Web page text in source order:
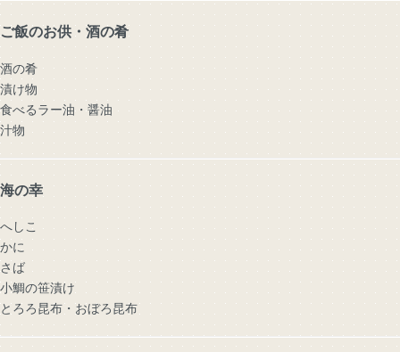
ご飯のお供・酒の肴
酒の肴
漬け物
食べるラー油・醤油
汁物
海の幸
へしこ
かに
さば
小鯛の笹漬け
とろろ昆布・おぼろ昆布